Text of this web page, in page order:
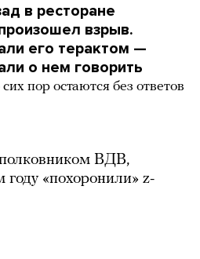
в ресторане
взрыв.
его терактом —
о нем говорить
пор остаются без ответов
ВДВ,
«похоронили» z-